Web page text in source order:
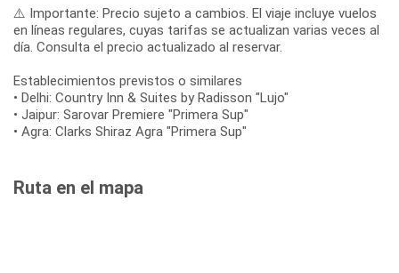
⚠️ Importante: Precio sujeto a cambios. El viaje incluye vuelos
en líneas regulares, cuyas tarifas se actualizan varias veces al
día. Consulta el precio actualizado al reservar.
Establecimientos previstos o similares
• Delhi: Country Inn & Suites by Radisson "Lujo"
• Jaipur: Sarovar Premiere "Primera Sup"
• Agra: Clarks Shiraz Agra "Primera Sup"
Ruta en el mapa